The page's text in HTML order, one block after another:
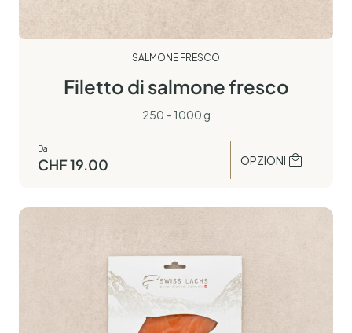
SALMONE FRESCO
Filetto di salmone fresco
250 – 1000 g
Da
CHF19.00 OPZIONI